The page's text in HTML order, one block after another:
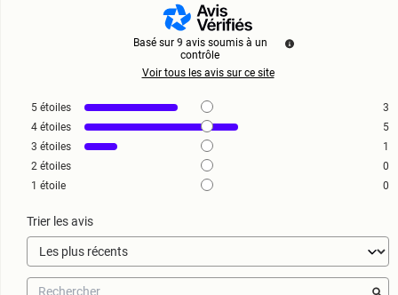
Basé sur 9 avis soumis à un
contrôle
Voir tous les avis sur ce site
5 étoiles
3
4 étoiles
5
3 étoiles
1
2 étoiles
0
1 étoile 0
Trier les avis